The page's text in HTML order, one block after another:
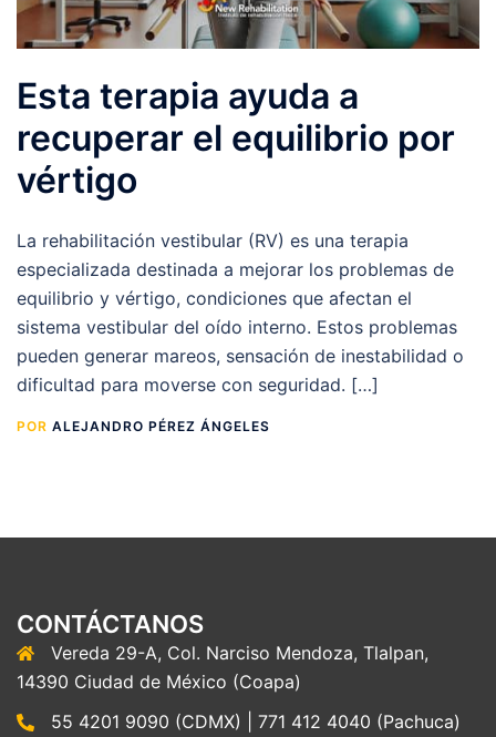
Esta terapia ayuda a
recuperar el equilibrio por
vértigo
La rehabilitación vestibular (RV) es una terapia
especializada destinada a mejorar los problemas de
equilibrio y vértigo, condiciones que afectan el
sistema vestibular del oído interno. Estos problemas
pueden generar mareos, sensación de inestabilidad o
dificultad para moverse con seguridad. […]
POR ALEJANDRO PÉREZ ÁNGELES
CONTÁCTANOS
Vereda 29-A, Col. Narciso Mendoza, Tlalpan,
14390 Ciudad de México (Coapa)
55 4201 9090 (CDMX) | 771 412 4040 (Pachuca)